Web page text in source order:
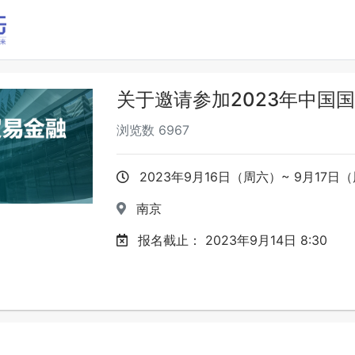
关于邀请参加2023年中国
浏览数 6967
2023年9月16日（周六）~ 9月17日
南京
报名截止： 2023年9月14日 8:30